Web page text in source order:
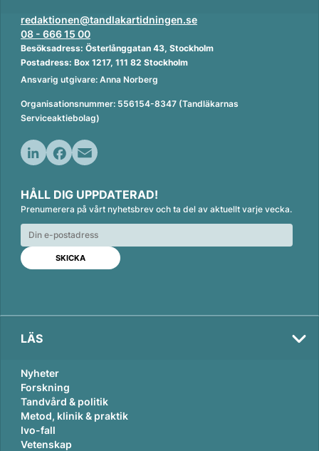
redaktionen@tandlakartidningen.se
08 - 666 15 00
Besöksadress: Österlånggatan 43, Stockholm
Postadress: Box 1217, 111 82 Stockholm
Ansvarig utgivare: Anna Norberg
Organisationsnummer: 556154-8347 (Tandläkarnas
Serviceaktiebolag)
n
k
e
d
n
c
e
b
o
o
k
a
i
l
HÅLL DIG UPPDATERAD!
Prenumerera på vårt nyhetsbrev och ta del av aktuellt varje vecka.
LÄS
Nyheter
Forskning
Tandvård & politik
Metod, klinik & praktik
Ivo-fall
Vetenskap